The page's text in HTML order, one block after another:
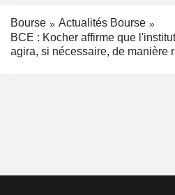
Bourse
Actualités Bourse
BCE : Kocher affirme que
agira, si nécessaire, de manière